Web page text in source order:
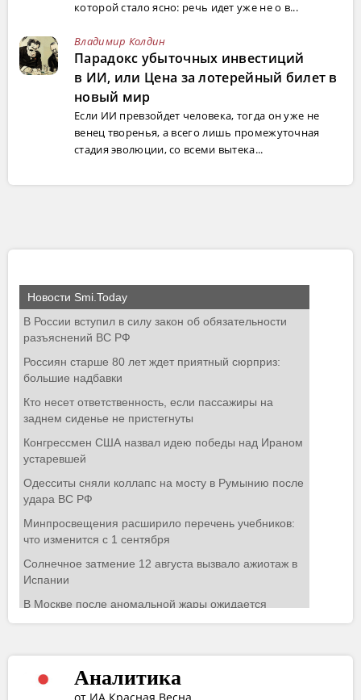
которой стало ясно: речь идет уже не о в...
Владимир Колдин
Парадокс убыточных инвестиций
в ИИ, или Цена за лотерейный билет в
новый мир
Если ИИ превзойдет человека, тогда он уже не
венец творенья, а всего лишь промежуточная
стадия эволюции, со всеми вытека...
Аналитика
от ИА Красная Весна